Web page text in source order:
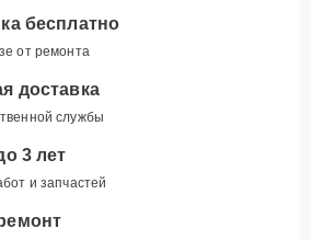
бесплатно
от ремонта
доставка
службы
3 лет
и запчастей